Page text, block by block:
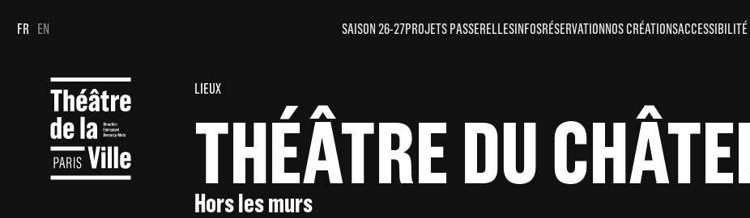
FR EN SAISON 26-27PROJETS PASSERELLESINFOSRÉSERVATIONNOS CRÉATIONSACCESSIBILITÉ
LIEUX
THÉÂTRE DU
Hors les murs